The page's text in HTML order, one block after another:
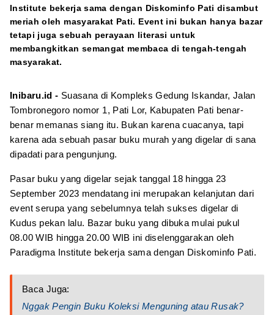
Institute bekerja sama dengan Diskominfo Pati disambut
meriah oleh masyarakat Pati. Event ini bukan hanya bazar
tetapi juga sebuah perayaan literasi untuk
membangkitkan semangat membaca di tengah-tengah
masyarakat.
Inibaru.id - Suasana di Kompleks Gedung Iskandar, Jalan
Tombronegoro nomor 1, Pati Lor, Kabupaten Pati benar-
benar memanas siang itu. Bukan karena cuacanya, tapi
karena ada sebuah pasar buku murah yang digelar di sana
dipadati para pengunjung.
Pasar buku yang digelar sejak tanggal 18 hingga 23
September 2023 mendatang ini merupakan kelanjutan dari
event serupa yang sebelumnya telah sukses digelar di
Kudus pekan lalu. Bazar buku yang dibuka mulai pukul
08.00 WIB hingga 20.00 WIB ini diselenggarakan oleh
Paradigma Institute bekerja sama dengan Diskominfo Pati.
Baca Juga:
Nggak Pengin Buku Koleksi Menguning atau Rusak?